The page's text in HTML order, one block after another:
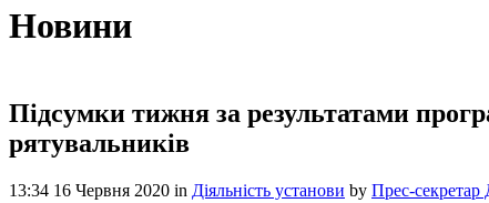
Новини
Підсумки тижня за результатами
рятувальників
13:34 16 Червня 2020 in Діяльність установи by Прес-секретар